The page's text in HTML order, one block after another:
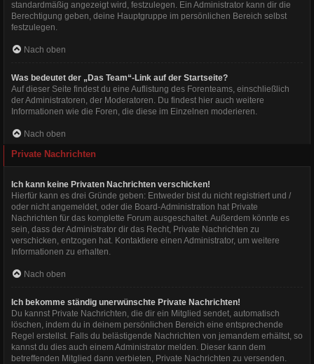
standardmäßig angezeigt wird, festzulegen. Ein Administrator kann dir die
Berechtigung geben, deine Hauptgruppe im persönlichen Bereich selbst
festzulegen.
Nach oben
Was bedeutet der „Das Team“-Link auf der Startseite?
Auf dieser Seite findest du eine Auflistung des Forenteams, einschließlich
der Administratoren, der Moderatoren. Du findest hier auch weitere
Informationen wie die Foren, die diese im Einzelnen moderieren.
Nach oben
Private Nachrichten
Ich kann keine Privaten Nachrichten verschicken!
Hierfür kann es drei Gründe geben: Entweder bist du nicht registriert und /
oder nicht angemeldet, oder die Board-Administration hat Private
Nachrichten für das komplette Forum ausgeschaltet. Außerdem könnte es
sein, dass der Administrator dir das Recht, Private Nachrichten zu
verschicken, entzogen hat. Kontaktiere einen Administrator, um weitere
Informationen zu erhalten.
Nach oben
Ich bekomme ständig unerwünschte Private Nachrichten!
Du kannst Private Nachrichten, die dir ein Mitglied sendet, automatisch
löschen, indem du in deinem persönlichen Bereich eine entsprechende
Regel erstellst. Falls du belästigende Nachrichten von jemandem erhältst, so
kannst du dies auch einem Administrator melden. Dieser kann dem
betreffenden Mitglied dann verbieten, Private Nachrichten zu versenden.